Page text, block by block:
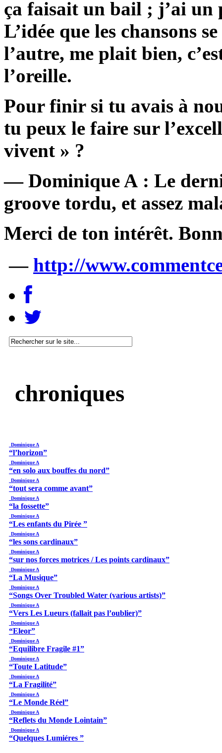
ça faisait un bail ; j’ai un
L’idée que les chansons
l’autre, me plait bien,
l’oreille.
Pour finir si tu avais à
tu peux le faire sur
vivent » ?
— Dominique A : Le
groove tordu, et assez
Merci de ton intérêt.
— http://
chroniques
Dominique A
“l’horizon”
Dominique A
“en solo aux bouffes du nord”
Dominique A
“tout sera comme avant”
Dominique A
“la fossette”
Dominique A
“Les enfants du Pirée ”
Dominique A
“les sons cardinaux”
Dominique A
“sur nos forces motrices / Les points cardinaux”
Dominique A
“La Musique”
Dominique A
“Songs Over Troubled Water (various artists)”
Dominique A
“Vers Les Lueurs (fallait pas l’oublier)”
Dominique A
“Eleor”
Dominique A
“Equilibre Fragile #1”
Dominique A
“Toute Latitude”
Dominique A
“La Fragilité”
Dominique A
“Le Monde Réel”
Dominique A
“Reflets du Monde Lointain”
Dominique A
“Quelques Lumiéres ”